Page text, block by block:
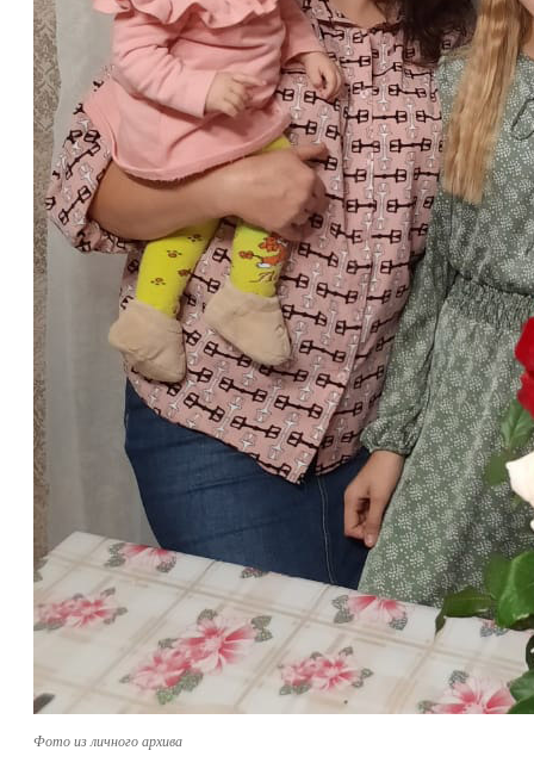
Фото из личного архива